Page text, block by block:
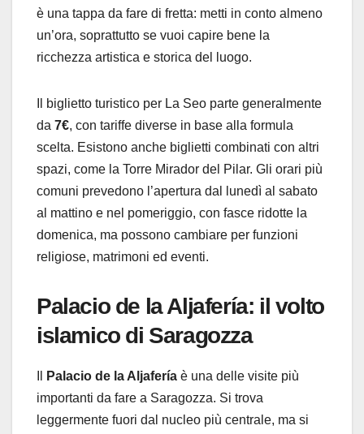
è una tappa da fare di fretta: metti in conto almeno
un’ora, soprattutto se vuoi capire bene la
ricchezza artistica e storica del luogo.
Il biglietto turistico per La Seo parte generalmente
da 7€, con tariffe diverse in base alla formula
scelta. Esistono anche biglietti combinati con altri
spazi, come la Torre Mirador del Pilar. Gli orari più
comuni prevedono l’apertura dal lunedì al sabato
al mattino e nel pomeriggio, con fasce ridotte la
domenica, ma possono cambiare per funzioni
religiose, matrimoni ed eventi.
Palacio de la Aljafería: il volto
islamico di Saragozza
Palacio de la Aljafería è una delle visite più
importanti da fare a Saragozza. Si trova
leggermente fuori dal nucleo più centrale, ma si